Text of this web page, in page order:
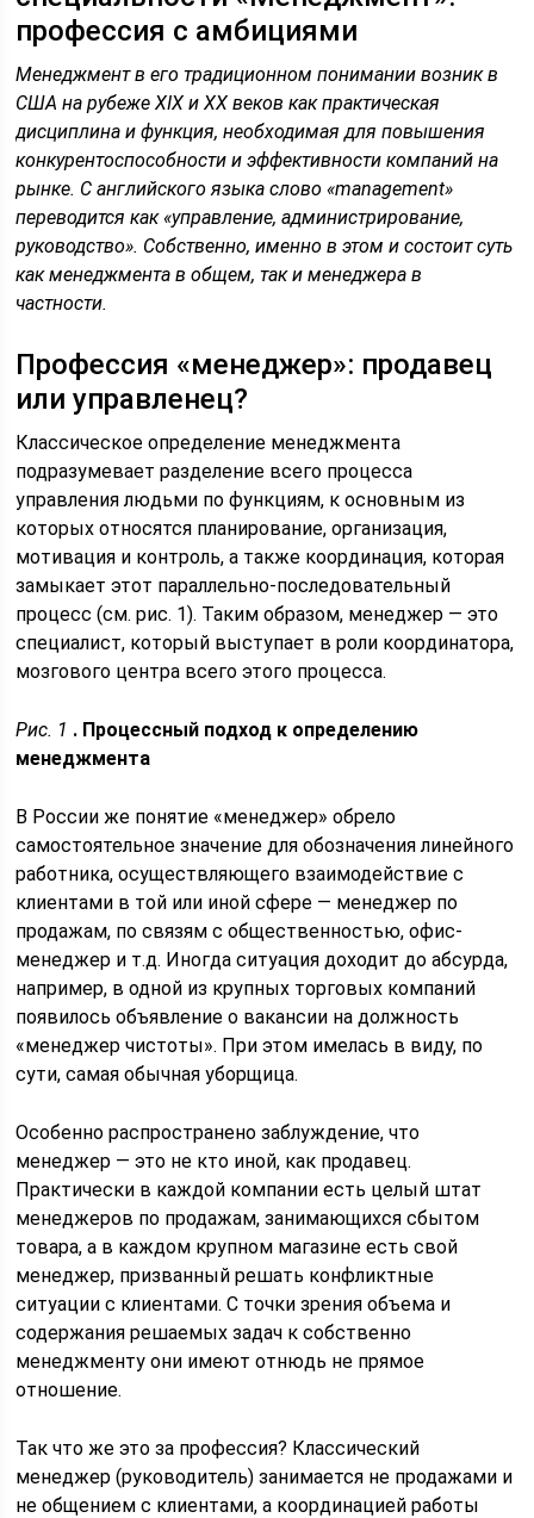
профессия с амбициями
Менеджмент в его традиционном понимании возник в
США на рубеже XIX и XX веков как практическая
дисциплина и функция, необходимая для повышения
конкурентоспособности и эффективности компаний на
рынке. С английского языка слово «management»
переводится как «управление, администрирование,
руководство». Собственно, именно в этом и состоит суть
как менеджмента в общем, так и менеджера в
частности.
Профессия «менеджер»: продавец
или управленец?
Классическое определение менеджмента
подразумевает разделение всего процесса
управления людьми по функциям, к основным из
которых относятся планирование, организация,
мотивация и контроль, а также координация, которая
замыкает этот параллельно-последовательный
процесс (см. рис. 1). Таким образом, менеджер — это
специалист, который выступает в роли координатора,
мозгового центра всего этого процесса.
Рис. 1 . Процессный подход к определению
менеджмента
В России же понятие «менеджер» обрело
самостоятельное значение для обозначения линейного
работника, осуществляющего взаимодействие с
клиентами в той или иной сфере — менеджер по
продажам, по связям с общественностью, офис-
менеджер и т.д. Иногда ситуация доходит до абсурда,
например, в одной из крупных торговых компаний
появилось объявление о вакансии на должность
«менеджер чистоты». При этом имелась в виду, по
сути, самая обычная уборщица.
Особенно распространено заблуждение, что
менеджер — это не кто иной, как продавец.
Практически в каждой компании есть целый штат
менеджеров по продажам, занимающихся сбытом
товара, а в каждом крупном магазине есть свой
менеджер, призванный решать конфликтные
ситуации с клиентами. С точки зрения объема и
содержания решаемых задач к собственно
менеджменту они имеют отнюдь не прямое
отношение.
Так что же это за профессия? Классический
менеджер (руководитель) занимается не продажами и
не общением с клиентами, а координацией работы